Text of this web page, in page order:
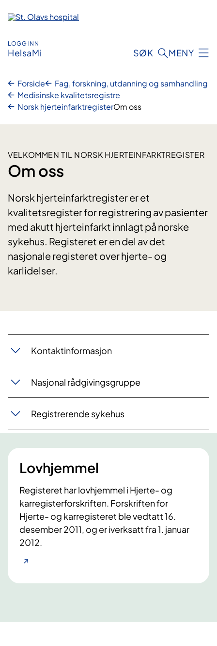
innhold
LOGG INN
HelsaMi SØK MENY
Forside
Fag, forskning, utdanning og samhandling
Medisinske kvalitetsregistre
Norsk hjerteinfarktregisterOm oss
VELKOMMEN TIL NORSK HJERTEINFARKTREGISTER
Om oss
Norsk hjerteinfarktregister er et
kvalitetsregister for registrering av pasienter
med akutt hjerteinfarkt innlagt på norske
sykehus. Registeret er en del av det
nasjonale registeret over hjerte- og
karlidelser.
Kontaktinformasjon
Nasjonal rådgivingsgruppe
Registrerende sykehus
Lovhjemmel
Registeret har lovhjemmel i Hjerte- og
karregisterforskriften. Forskriften for
Hjerte- og karregisteret ble vedtatt 16.
desember 2011, og er iverksatt fra 1. januar
2012.